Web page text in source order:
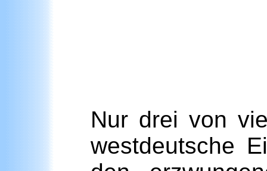
Nur drei von
westdeutsche